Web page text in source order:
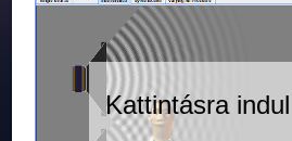
Kattintásra indul